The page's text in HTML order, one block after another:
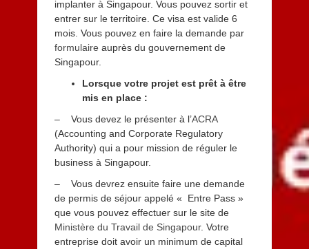
implanter à Singapour. Vous pouvez sortir et
entrer sur le territoire. Ce visa est valide 6
mois. Vous pouvez en faire la demande par
formulaire auprès du gouvernement de
Singapour.
Lorsque votre projet est prêt à être
mis en place :
– Vous devez le présenter à l’ACRA
(Accounting and Corporate Regulatory
Authority) qui a pour mission de réguler le
business à Singapour.
– Vous devrez ensuite faire une demande
de permis de séjour appelé « Entre Pass »
que vous pouvez effectuer sur le site de
Ministère du Travail de Singapour. Votre
entreprise doit avoir un minimum de capital